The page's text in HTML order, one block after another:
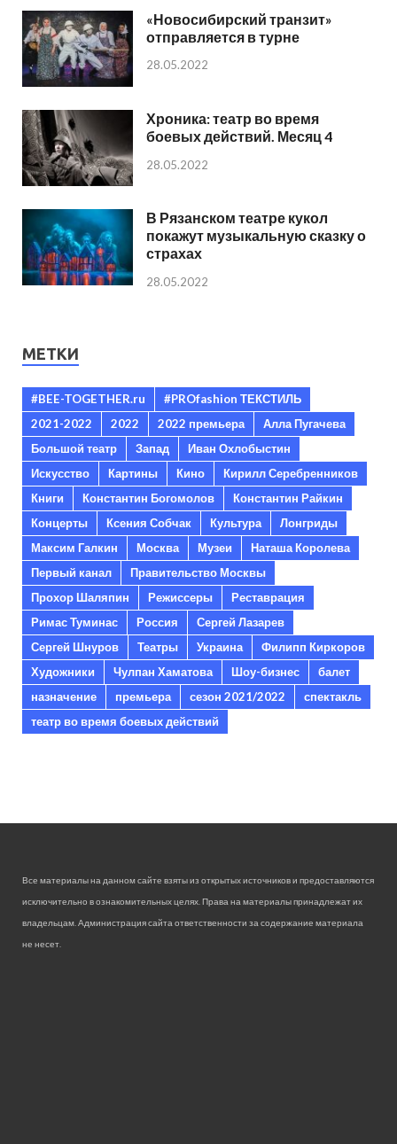
«Новосибирский транзит»
отправляется в турне
28.05.2022
Хроника: театр во время
боевых действий. Месяц 4
28.05.2022
В Рязанском театре кукол
покажут музыкальную сказку о
страхах
28.05.2022
МЕТКИ
#BEE-TOGETHER.ru
#PROfashion ТЕКСТИЛЬ
2021-2022
2022 2022 премьера
Алла Пугачева
Большой театр
Запад
Иван Охлобыстин
Искусство
Картины Кино
Кирилл Серебренников
Книги
Константин Богомолов
Константин Райкин
Концерты
Ксения Собчак Культура
Лонгриды
Максим Галкин
Москва Музеи
Наташа Королева
Первый канал
Правительство Москвы
Прохор Шаляпин
Режиссеры
Реставрация
Римас Туминас
Россия
Сергей Лазарев
Сергей Шнуров
Театры Украина
Филипп Киркоров
Художники
Чулпан Хаматова Шоу-бизнес
балет
назначение
премьера сезон 2021/2022
спектакль
театр во время боевых действий
Все материалы на данном сайте взяты из открытых источников и предоставляются
исключительно в ознакомительных целях. Права на материалы принадлежат их
владельцам. Администрация сайта ответственности за содержание материала
не несет.